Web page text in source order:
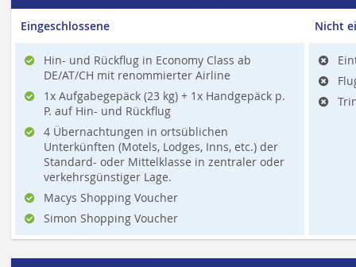
Eingeschlossene
Hin- und Rückflug in Economy Class ab
DE/AT/CH mit renommierter Airline
1x Aufgabegepäck (23 kg) + 1x Handgepäck p.
P. auf Hin- und Rückflug
4 Übernachtungen in ortsüblichen
Unterkünften (Motels, Lodges, Inns, etc.) der
Standard- oder Mittelklasse in zentraler oder
verkehrsgünstiger Lage.
Macys Shopping Voucher
Simon Shopping Voucher
Nicht